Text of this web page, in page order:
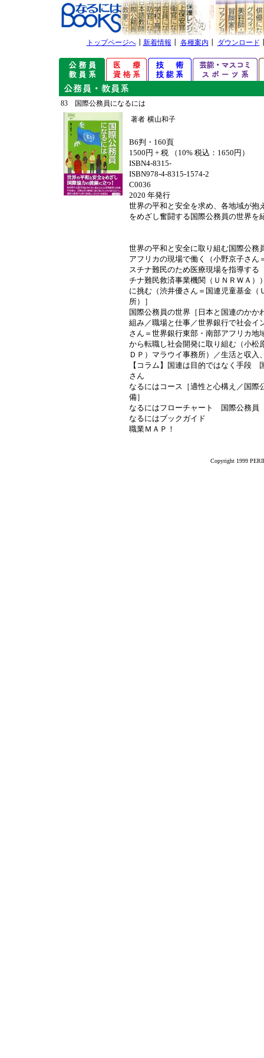
トップページへ┃ 新着情報 各種案内 ダウンロード
83 国際公務員になるには
著者 横山和子
B6判・160頁
1500円 + 税 （10% 税込：1650円）
ISBN4-8315-
ISBN978-4-8315-1574-2
C0036
2020 年発行
世界の平和と安全を求め、各地域が抱
をめざし奮闘する国際公務員の世界を
世界の平和と安全に取り組む国際公務
アフリカの現場で働く（小野京子さん
スチナ難民のため医療現場を指導する
チナ難民救済事業機関（ＵＮＲＷＡ）
に挑む（渋井優さん＝国連児童基金（
所）］
国際公務員の世界［日本と国連のかか
組み／職場と仕事／世界銀行で社会イ
さん＝世界銀行東部・南部アフリカ地
から転職し社会開発に取り組む（小松
ＤＰ）マラウイ事務所）／生活と収入
【コラム】国連は目的ではなく手段
さん
なるにはコース［適性と心構え／国際
備］
なるにはフローチャート 国際公務員
なるにはブックガイド
職業ＭＡＰ！
Copyright 1999